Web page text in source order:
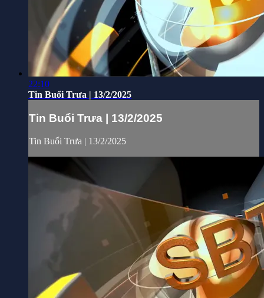
22:10
Tin Buổi Trưa | 13/2/2025
Tin Buổi Trưa | 13/2/2025
Tin Buổi Trưa | 13/2/2025